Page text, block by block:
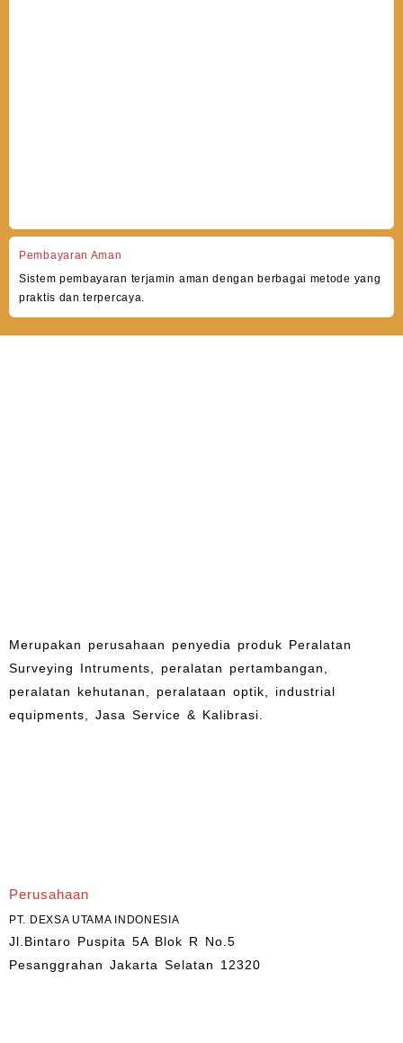
Pembayaran Aman
Sistem pembayaran terjamin aman dengan berbagai metode yang
praktis dan terpercaya.
Merupakan perusahaan penyedia produk Peralatan
Surveying Intruments, peralatan pertambangan,
peralatan kehutanan, peralataan optik, industrial
equipments, Jasa Service & Kalibrasi.
Perusahaan
PT. DEXSA UTAMA INDONESIA
Jl.Bintaro Puspita 5A Blok R No.5
Pesanggrahan Jakarta Selatan 12320